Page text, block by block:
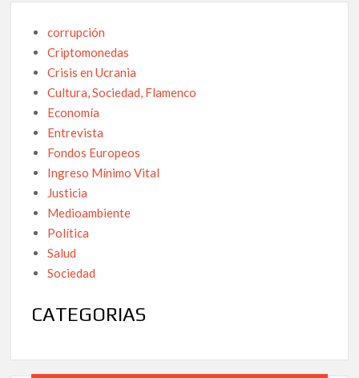
corrupción
Criptomonedas
Crisis en Ucrania
Cultura, Sociedad, Flamenco
Economía
Entrevista
Fondos Europeos
Ingreso Mínimo Vital
Justicia
Medioambiente
Política
Salud
Sociedad
CATEGORIAS